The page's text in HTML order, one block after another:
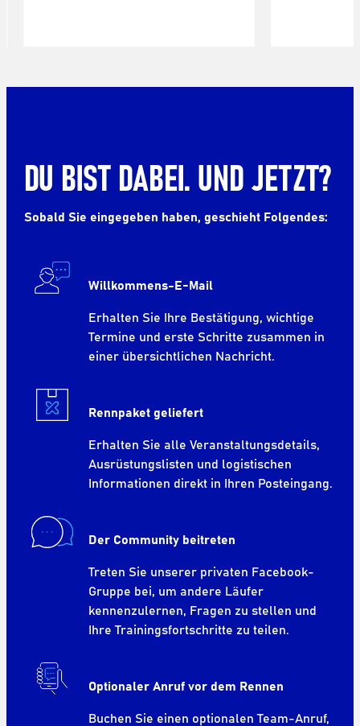
DU BIST DABEI. UND JETZT?
Sobald Sie eingegeben haben, geschieht Folgendes:
Willkommens-E-Mail
Erhalten Sie Ihre Bestätigung, wichtige
Termine und erste Schritte zusammen in
einer übersichtlichen Nachricht.
Rennpaket geliefert
Erhalten Sie alle Veranstaltungsdetails,
Ausrüstungslisten und logistischen
Informationen direkt in Ihren Posteingang.
Der Community beitreten
Treten Sie unserer privaten Facebook-
Gruppe bei, um andere Läufer
kennenzulernen, Fragen zu stellen und
Ihre Trainingsfortschritte zu teilen.
Optionaler Anruf vor dem Rennen
Buchen Sie einen optionalen Team-Anruf,